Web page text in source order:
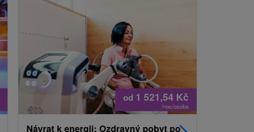
od 1 521,54 Kč
/noc/osoba
Návrat k energii: Ozdravný pobyt po